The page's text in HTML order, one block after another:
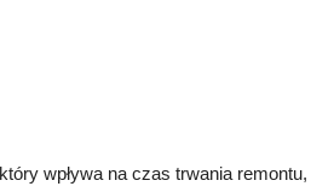
wpływa na czas trwania remontu,